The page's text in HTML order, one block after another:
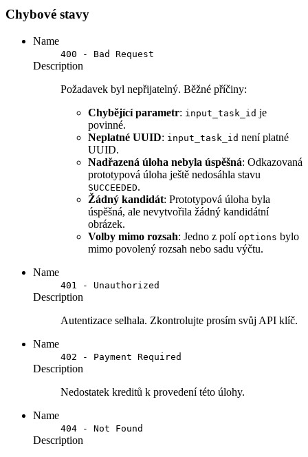
Chybové stavy
Name
400 - Bad Request
Description
Požadavek byl nepřijatelný. Běžné příčiny:
Chybějící parametr: input_task_id je
povinné.
Neplatné UUID: input_task_id není platné
UUID.
Nadřazená úloha nebyla úspěšná: Odkazovaná
prototypová úloha ještě nedosáhla stavu
SUCCEEDED.
Žádný kandidát: Prototypová úloha byla
úspěšná, ale nevytvořila žádný kandidátní
obrázek.
Volby mimo rozsah: Jedno z polí options bylo
mimo povolený rozsah nebo sadu výčtu.
Name
401 - Unauthorized
Description
Autentizace selhala. Zkontrolujte prosím svůj API klíč.
Name
402 - Payment Required
Description
Nedostatek kreditů k provedení této úlohy.
Name
404 - Not Found
Description